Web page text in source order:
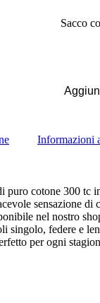
Sacco
Informazioni
puro cotone 300 tc
sensazione
nel nostro
singolo, federe e
per ogni